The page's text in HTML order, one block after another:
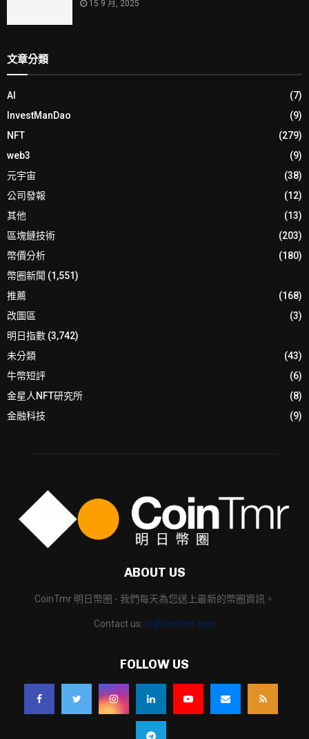
15 9 月, 2025
文章分類
AI
(7)
InvestManDao
(9)
NFT
(279)
web3
(9)
元宇宙
(38)
公司發報
(12)
其他
(13)
區塊鏈技術
(203)
幣價分析
(180)
幣圈新聞 (1,551)
推薦
(168)
改圖區
(3)
明日指數 (3,742)
未分類
(43)
牛幣短評
(6)
金星人NFT研究所
(8)
金融科技
(9)
ABOUT US
CoinTmr 明日幣圈 - 我們每天為您送上最新的幣圈資訊。
Contact us: hi@cointmr.com
FOLLOW US